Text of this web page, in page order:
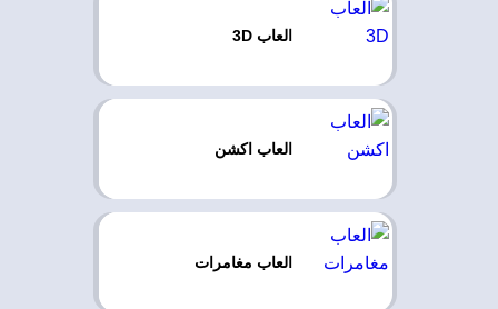
العاب 3D
العاب اكشن
العاب مغامرات